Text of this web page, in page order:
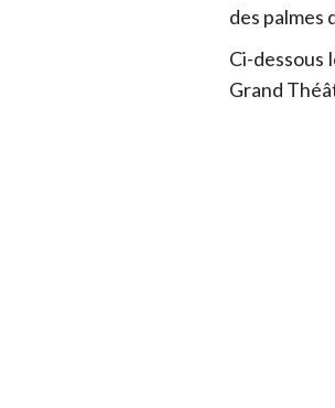
des palmes
Ci-dessous
Grand